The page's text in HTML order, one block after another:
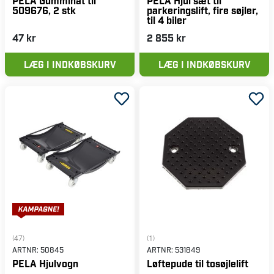
509676, 2 stk
47 kr
LÆG I INDKØBSKURV
parkeringslift, fire søjler,
til 4 biler
2 855 kr
LÆG I INDKØBSKURV
(47)
ARTNR: 50845
PELA Hjulvogn
(1)
ARTNR: 531849
Løftepude til tosøjlelift